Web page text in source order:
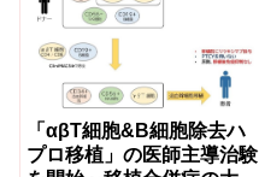
「αβT細胞&B細胞除去ハ
プロ移植」の医師主導治験